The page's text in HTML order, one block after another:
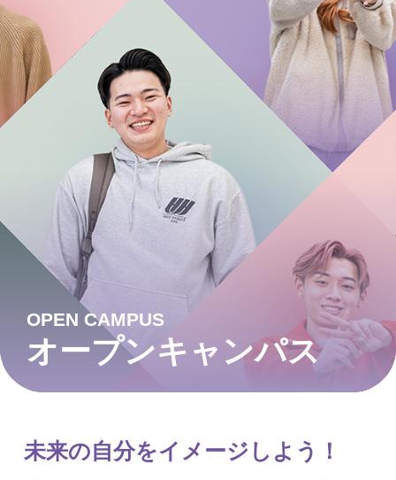
OPEN CAMPUS
オープンキャンパス
未来の自分をイメージしよう！